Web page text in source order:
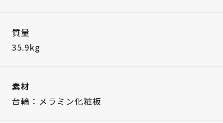
質量
35.9kg
素材
台輪：メラミン化粧板